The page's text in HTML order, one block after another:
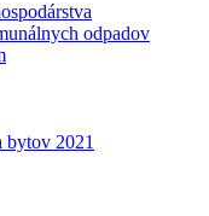
odpadov
bytov 2021